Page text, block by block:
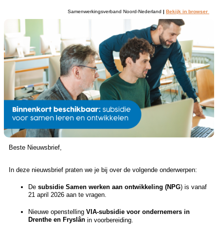
Samenwerkingsverband Noord-Nederland | Bekijk in browser
Beste Nieuwsbrief,
In deze nieuwsbrief praten we je bij over de volgende onderwerpen:
De subsidie Samen werken aan ontwikkeling (NPG) is vanaf
21 april 2026 aan te vragen.
Nieuwe openstelling VIA-subsidie voor ondernemers in
Drenthe en Fryslân in voorbereiding.